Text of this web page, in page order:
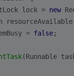
lock = new
= false;
(Runnable